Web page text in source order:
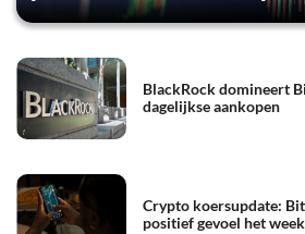
BlackRock domineert
dagelijkse aankopen
Crypto koersupdate:
positief gevoel het